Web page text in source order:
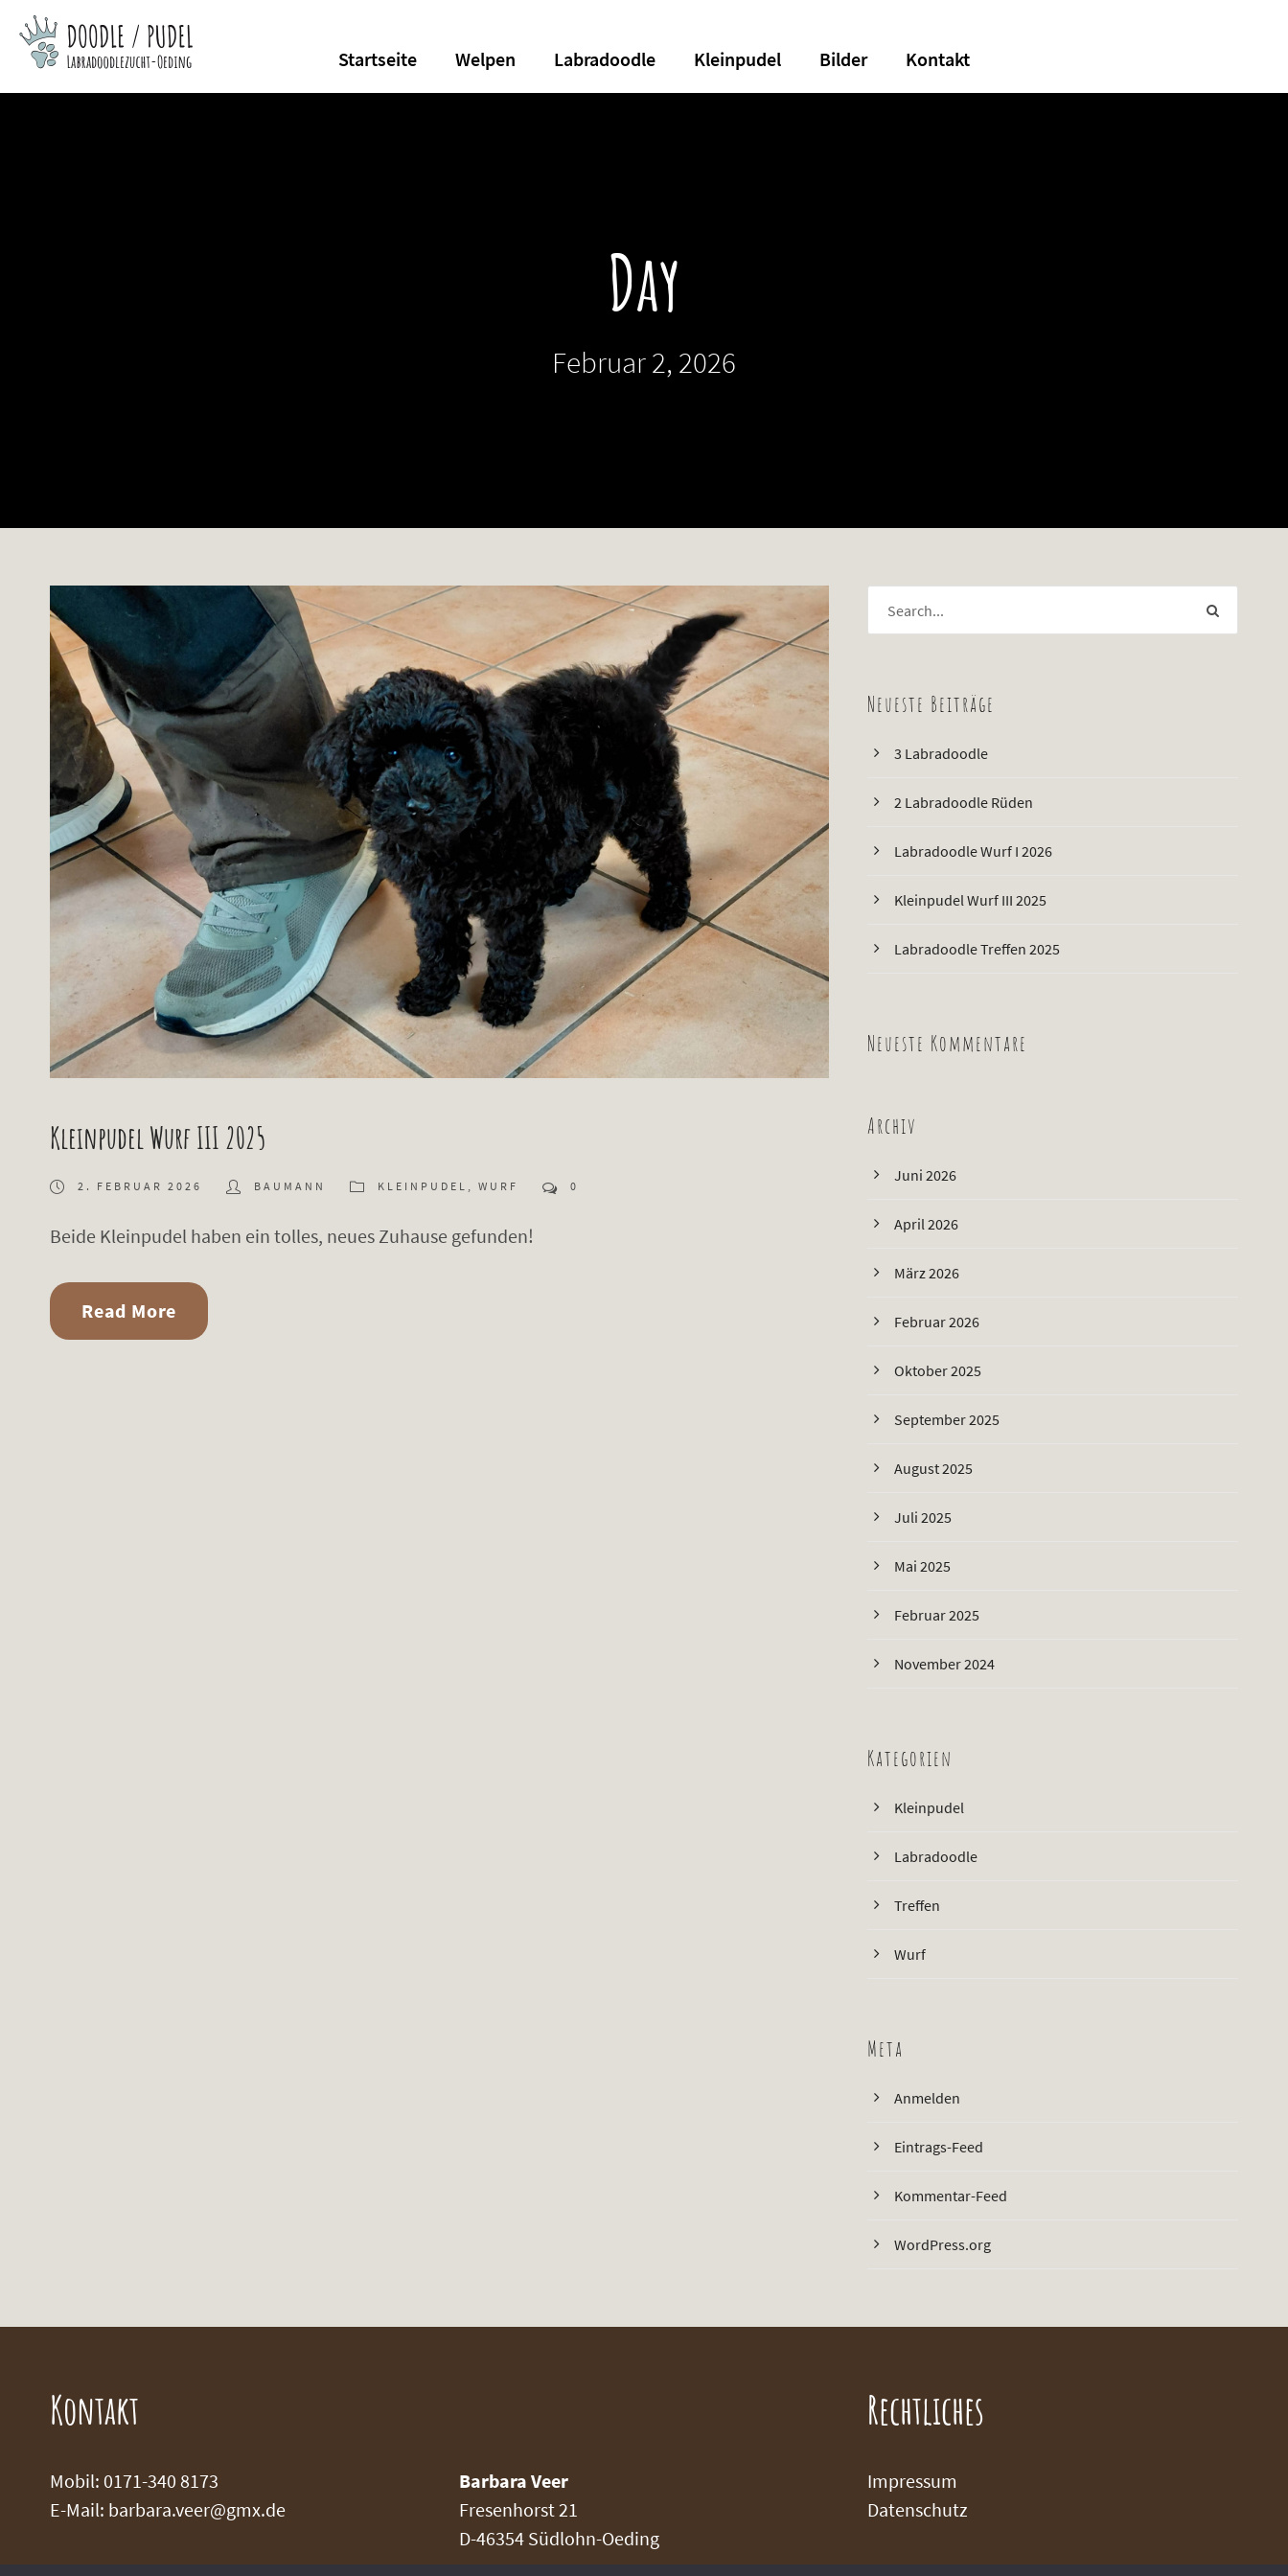
Startseite Welpen Labradoodle Kleinpudel Bilder Kontakt
Day
Februar 2, 2026
Kleinpudel Wurf III 2025
2. FEBRUAR 2026 BAUMANN KLEINPUDEL , WURF 0
Beide Kleinpudel haben ein tolles, neues Zuhause gefunden!
Read More
Neueste Beiträge
3 Labradoodle
2 Labradoodle Rüden
Labradoodle Wurf I 2026
Kleinpudel Wurf III 2025
Labradoodle Treffen 2025
Neueste Kommentare
Archiv
Juni 2026
April 2026
März 2026
Februar 2026
Oktober 2025
September 2025
August 2025
Juli 2025
Mai 2025
Februar 2025
November 2024
Kategorien
Kleinpudel
Labradoodle
Treffen
Wurf
Meta
Anmelden
Eintrags-Feed
Kommentar-Feed
WordPress.org
Kontakt
Mobil: 0171-340 8173
E-Mail: barbara.veer@gmx.de
Barbara Veer
Fresenhorst 21
D-46354 Südlohn-Oeding
Rechtliches
Impressum
Datenschutz